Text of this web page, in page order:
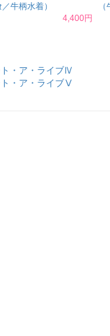
／牛柄水着）
4,400円
・ア・ライブⅣ
・ア・ライブⅤ